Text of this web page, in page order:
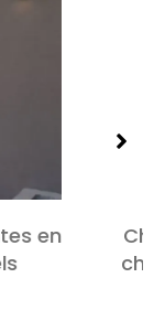
pour les
Style, et